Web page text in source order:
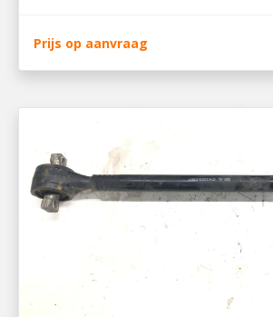
Prijs op aanvraag
300990007